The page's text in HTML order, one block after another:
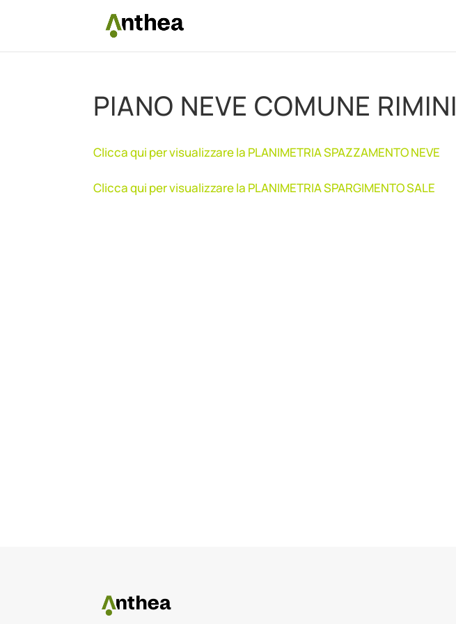
PIANO NEVE COMUNE RIMINI
Clicca qui per visualizzare la PLANIMETRIA SPAZZAMENTO NEVE
Clicca qui per visualizzare la PLANIMETRIA SPARGIMENTO SALE